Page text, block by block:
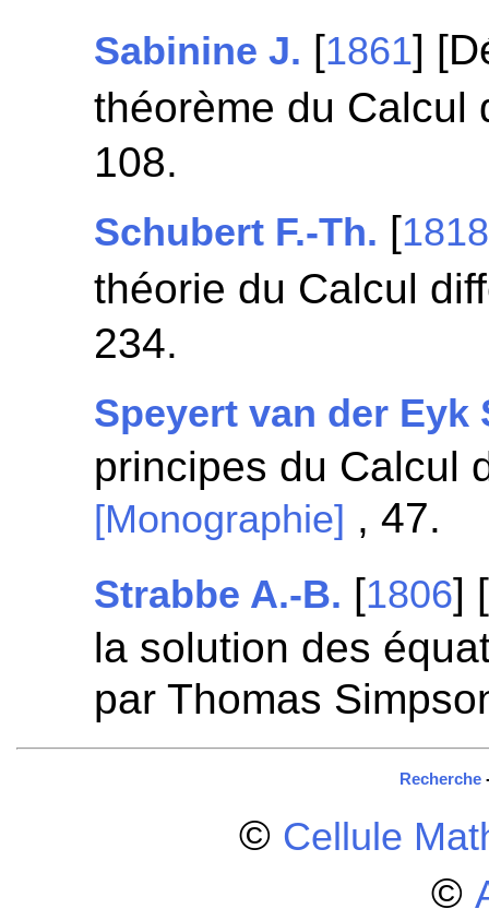
Sabinine J. [1861]
théorème du
108.
Schubert F.-Th. [1818
théorie du Calcul
234.
Speyert van der Eyk
principes du Calcul
[Monographie] , 47.
Strabbe A.-B. [1806]
la solution des
par Thomas
Recherche
© Cellule
©